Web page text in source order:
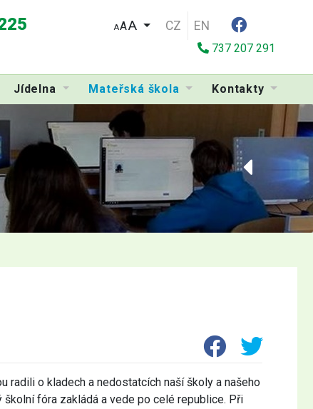
AA CZ EN
737 207 291
Jídelna Mateřská škola Kontakty
radili o kladech a nedostatcích naší školy a našeho
školní fóra zakládá a vede po celé republice. Při